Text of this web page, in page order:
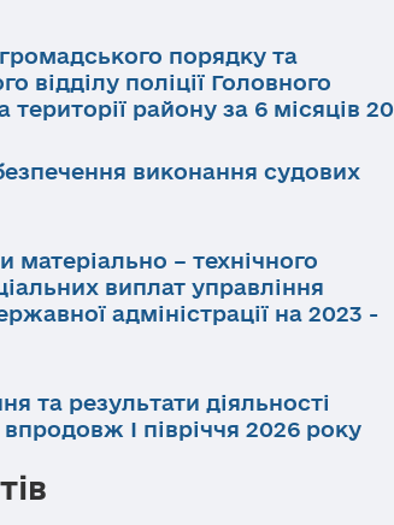
порядку та
відділу поліції Головного
території району за 6 місяців 20
виконання судових
– технічного
виплат управління
адміністрації на 2023 -
та результати діяльності
І півріччя 2026 року